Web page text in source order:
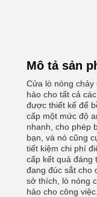
Mô tả sản
Cửa lò nóng chảy
hảo cho tất cả
được thiết kế để
cấp một mức độ
nhanh, cho phép
bạn, và nó cũng
tiết kiệm chi phí
cấp kết quả đáng
đang đúc sắt cho
sở thích, lò nóng
hảo cho công việc.